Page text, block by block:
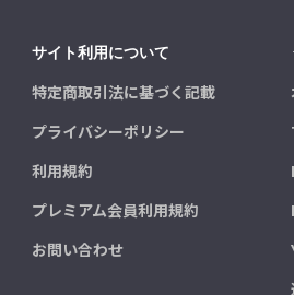
サイト利用について
特定商取引法に基づく記載
プライバシーポリシー
利用規約
プレミアム会員利用規約
お問い合わせ